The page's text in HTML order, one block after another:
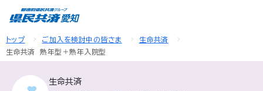
トップ ご加入を検討中の皆さま
生命共済
生命共済 熟年型＋熟年入院型
生命共済